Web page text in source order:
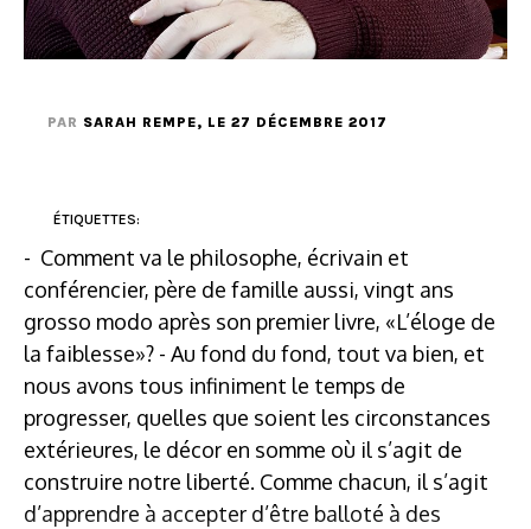
PAR SARAH REMPE, LE 27 DÉCEMBRE 2017
ÉTIQUETTES:
- Comment va le philosophe, écrivain et
conférencier, père de famille aussi, vingt ans
grosso modo après son premier livre, «L’éloge de
la faiblesse»? - Au fond du fond, tout va bien, et
nous avons tous infiniment le temps de
progresser, quelles que soient les circonstances
extérieures, le décor en somme où il s’agit de
construire notre liberté. Comme chacun, il s’agit
d’apprendre à accepter d’être balloté à des